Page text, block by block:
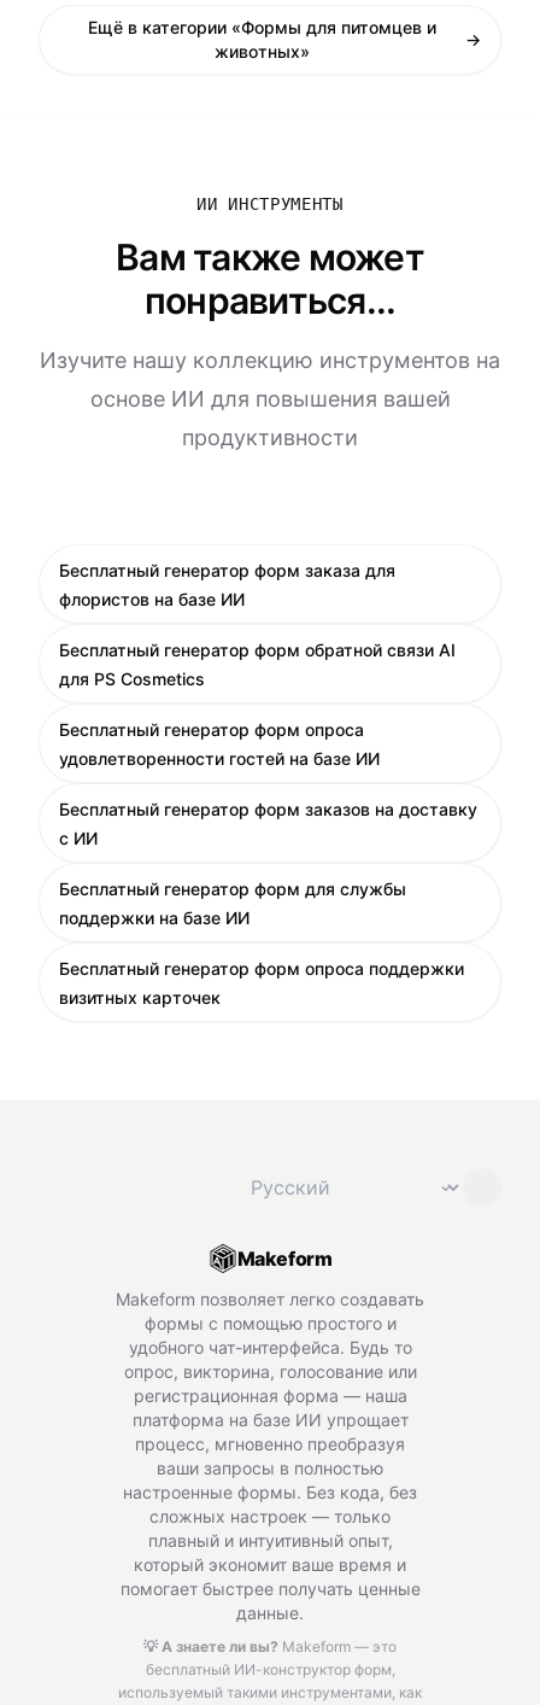
Ещё в категории «Формы для питомцев и
животных»
→
ИИ ИНСТРУМЕНТЫ
Вам также может
понравиться...
Изучите нашу коллекцию инструментов на
основе ИИ для повышения вашей
продуктивности
Бесплатный генератор форм заказа для
флористов на базе ИИ
Бесплатный генератор форм обратной связи AI
для PS Cosmetics
Бесплатный генератор форм опроса
удовлетворенности гостей на базе ИИ
Бесплатный генератор форм заказов на доставку
с ИИ
Бесплатный генератор форм для службы
поддержки на базе ИИ
Бесплатный генератор форм опроса поддержки
визитных карточек
⌄
Makeform
Makeform позволяет легко создавать
формы с помощью простого и
удобного чат-интерфейса. Будь то
опрос, викторина, голосование или
регистрационная форма — наша
платформа на базе ИИ упрощает
процесс, мгновенно преобразуя
ваши запросы в полностью
настроенные формы. Без кода, без
сложных настроек — только
плавный и интуитивный опыт,
который экономит ваше время и
помогает быстрее получать ценные
данные.
💡 А знаете ли вы? Makeform — это
бесплатный ИИ-конструктор форм,
используемый такими инструментами, как